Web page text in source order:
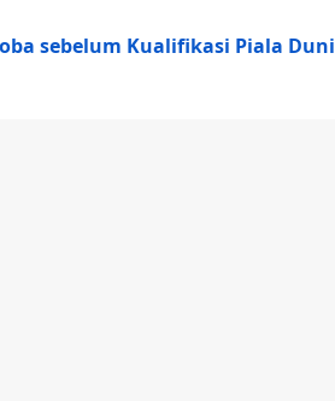
sebelum Kualifikasi Piala